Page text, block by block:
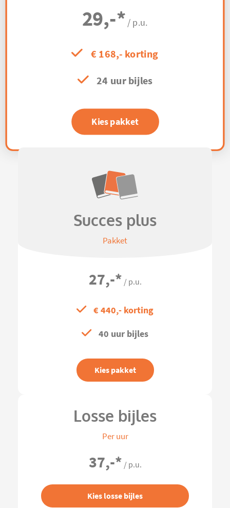
29,-* / p.u.
€ 168,- korting
24 uur bijles
Kies pakket
Succes plus
Pakket
27,-* / p.u.
€ 440,- korting
40 uur bijles
Kies pakket
Losse bijles
Per uur
37,-* / p.u.
Kies losse bijles